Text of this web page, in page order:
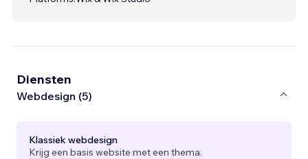
Diensten
Webdesign (5)
Klassiek webdesign
Krijg een basis website met een thema.